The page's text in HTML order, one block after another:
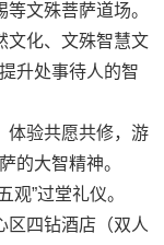
等文殊菩萨道场。
文化、文殊智慧文
升处事待人的智
体验共愿共修，游
的大智精神。
”过堂礼仪。
区四钻酒店（双人